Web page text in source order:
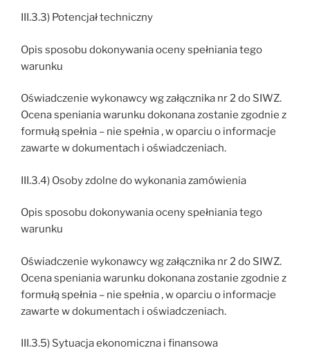
III.3.3) Potencjał techniczny
Opis sposobu dokonywania oceny spełniania tego
warunku
Oświadczenie wykonawcy wg załącznika nr 2 do SIWZ.
Ocena speniania warunku dokonana zostanie zgodnie z
formułą spełnia – nie spełnia , w oparciu o informacje
zawarte w dokumentach i oświadczeniach.
III.3.4) Osoby zdolne do wykonania zamówienia
Opis sposobu dokonywania oceny spełniania tego
warunku
Oświadczenie wykonawcy wg załącznika nr 2 do SIWZ.
Ocena speniania warunku dokonana zostanie zgodnie z
formułą spełnia – nie spełnia , w oparciu o informacje
zawarte w dokumentach i oświadczeniach.
III.3.5) Sytuacja ekonomiczna i finansowa